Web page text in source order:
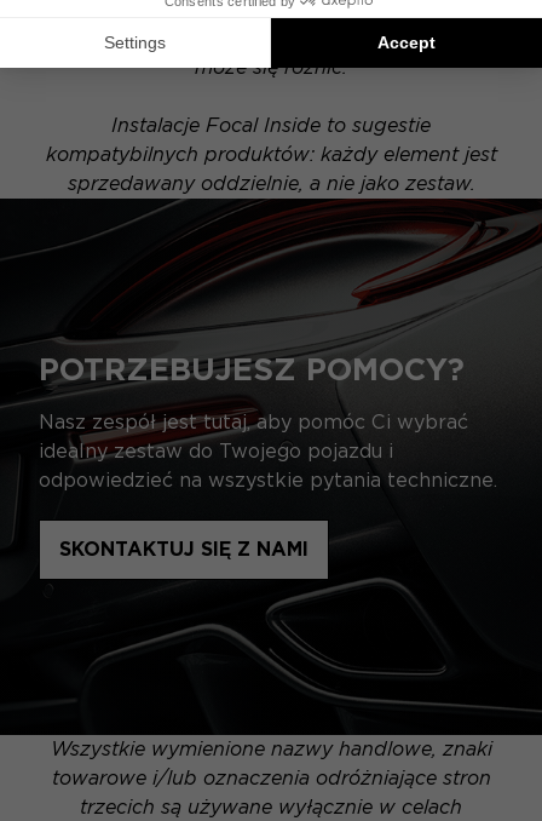
opcjonalny system hi-fi, rozmieszczenie
elementów przedstawionych na schemacie
może się różnić.
Instalacje Focal Inside to sugestie
kompatybilnych produktów: każdy element jest
sprzedawany oddzielnie, a nie jako zestaw.
POTRZEBUJESZ POMOCY?
Nasz zespół jest tutaj, aby pomóc Ci wybrać
idealny zestaw do Twojego pojazdu i
odpowiedzieć na wszystkie pytania techniczne.
SKONTAKTUJ SIĘ Z NAMI
Wszystkie wymienione nazwy handlowe, znaki
towarowe i/lub oznaczenia odróżniające stron
trzecich są używane wyłącznie w celach